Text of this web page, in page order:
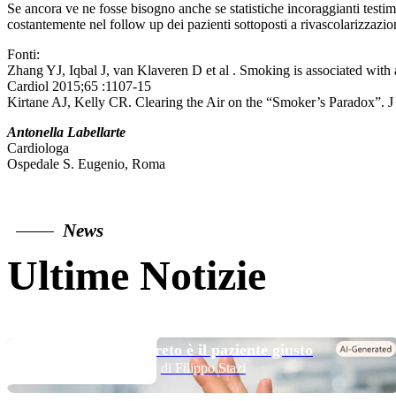
Se ancora ve ne fosse bisogno anche se statistiche incoraggianti
costantemente nel follow up dei pazienti sottoposti a
Fonti:
Zhang YJ, Iqbal J, van Klaveren D et al . Smoking is associated
Cardiol 2015;65 :1107-15
Kirtane AJ, Kelly CR. Clearing the Air on the “Smoker’s Paradox”.
Antonella Labellarte
Cardiologa
Ospedale S. Eugenio, Roma
News
Ultime Notizie
Long DAPT…? Il segreto è il paziente giusto
di Filippo Stazi